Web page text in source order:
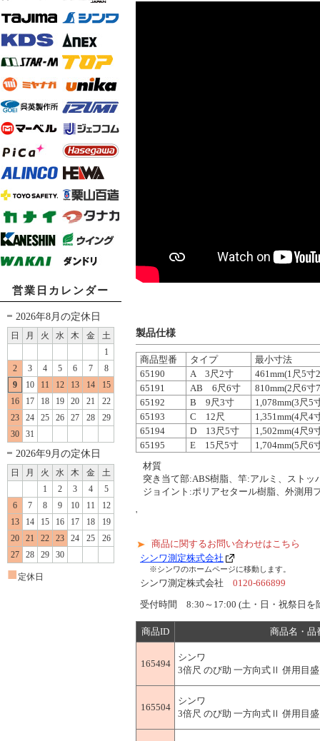
営業日カレンダー
2026年8月の定休日
日 月 火 水 木 金
土
1
2
3 4 5 6 7
8
9
10 11 12 13 14
15
16
17 18 19 20 21
22
23
24 25 26 27 28
29
30
31
2026年9月の定休日
日 月 火 水 木 金
土
1
2 3 4
5
6
7 8 9 10 11
12
13
14 15 16 17 18
19
20
21 22 23 24 25
26
27
28 29 30
■ 定休日
製品仕様
商品型番 タイプ
最小寸法
65190
A 3尺2寸
461mm(1尺5寸
65191
AB 6尺6寸
810mm(2尺6寸
65192
B 9尺3寸
1,078mm(3尺5
65193
C 12尺
1,351mm(4尺4
65194
D 13尺5寸
1,502mm(4尺9
65195
E 15尺5寸
1,704mm(5尺6
材質
突き当て部:ABS樹脂、竿:アルミ、スト
ジョイント:ポリアセタール樹脂、外測用
'
商品に関するお問い合わせはこちら
シンワ測定株式会社
※シンワのホームページに移動します。
シンワ測定株式会社 0120-666899
受付時間 8:30～17:00 (土・日・祝祭日を
商品ID 商品名・品
165494
シンワ
3倍尺 のび助 一方向式Ⅱ 併用目
165504
シンワ
3倍尺 のび助 一方向式Ⅱ 併用目